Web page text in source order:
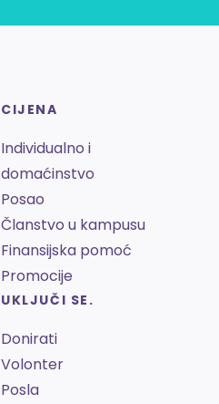
CIJENA
Individualno i
domaćinstvo
Posao
Članstvo u kampusu
Finansijska pomoć
Promocije
UKLJUČI SE.
Donirati
Volonter
Posla